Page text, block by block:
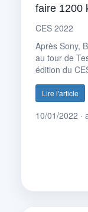
faire 1200
CES 2022
Après Sony,
au tour de
édition du
Lire l'article
10/01/2022 ·